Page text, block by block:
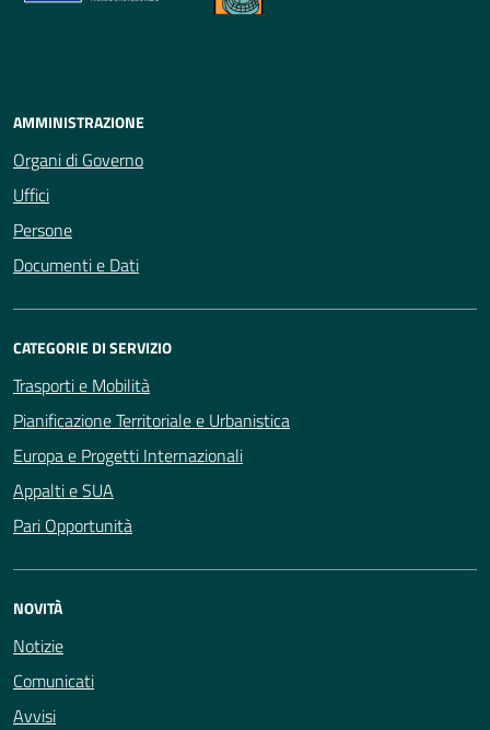
AMMINISTRAZIONE
Organi di Governo
Uffici
Persone
Documenti e Dati
CATEGORIE DI SERVIZIO
Trasporti e Mobilità
Pianificazione Territoriale e Urbanistica
Europa e Progetti Internazionali
Appalti e SUA
Pari Opportunità
NOVITÀ
Notizie
Comunicati
Avvisi